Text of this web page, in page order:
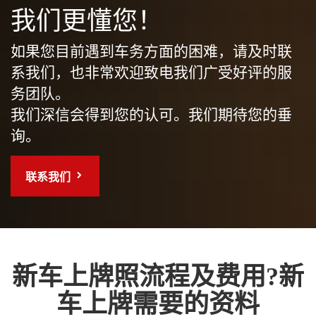
我们更懂您！
如果您目前遇到车务方面的困难，请及时联
系我们，也非常欢迎致电我们广受好评的服
务团队。
我们深信会得到您的认可。我们期待您的垂
询。
联系我们
新车上牌照流程及费用?新
车上牌需要的资料